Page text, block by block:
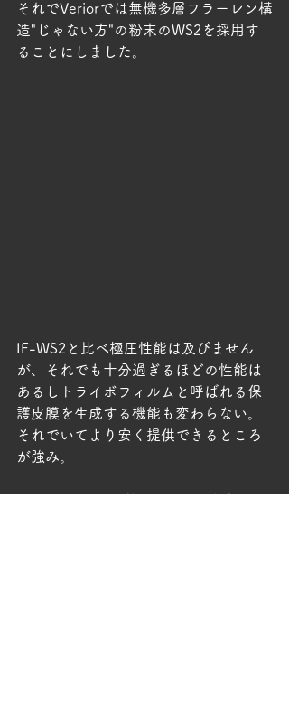
それでVeriorでは無機多層フラーレン構
造"じゃない方"の粉末のWS2を採用す
ることにしました。
IF-WS2と比べ極圧性能は及びません
が、それでも十分過ぎるほどの性能は
あるしトライボフィルムと呼ばれる保
護皮膜を生成する機能も変わらない。
それでいてより安く提供できるところ
が強み。